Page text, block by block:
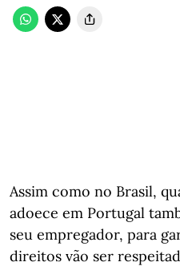
Assim como no Brasil,
adoece em Portugal
seu empregador, para
direitos vão ser